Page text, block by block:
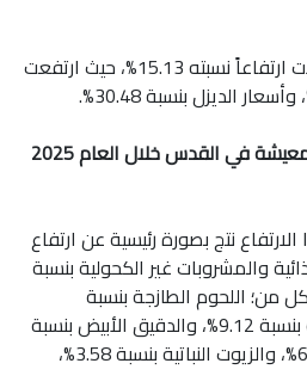
وسجلت مجموعة المواصلات ارتفاعاً نسبته 15.13%، حيث ارتفعت
1.64% ارتفاع مؤشر غلاء المعيشة في القدس خلال العام 2025
نتج بصورة رئيسية عن ارتفاع
والمشروبات غير الكحولية بنسبة
كل من؛ اللحوم الطازجة بنسبة
14.64%، والفواكه الطازجة بنسبة 9.12%، والدقيق الأبيض بنسبة
7.00%، والقهوة بنسبة 6.50%، والزيوت النباتية بنسبة 3.58%،